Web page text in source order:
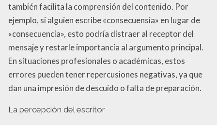
también facilita la comprensión del contenido. Por
ejemplo, si alguien escribe «consecuensia» en lugar de
«consecuencia», esto podría distraer al receptor del
mensaje y restarle importancia al argumento principal.
En situaciones profesionales o académicas, estos
errores pueden tener repercusiones negativas, ya que
dan una impresión de descuido o falta de preparación.
La percepción del escritor